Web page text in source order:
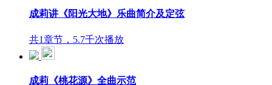
成莉讲《阳光大地》乐曲简介及定弦
共1章节，5.7千次播放
成莉《桃花源》全曲示范